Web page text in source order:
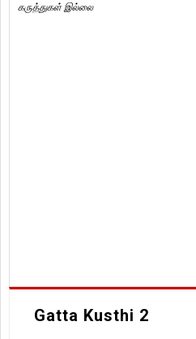
கருத்துகள் இல்லை
Gatta Kusthi 2